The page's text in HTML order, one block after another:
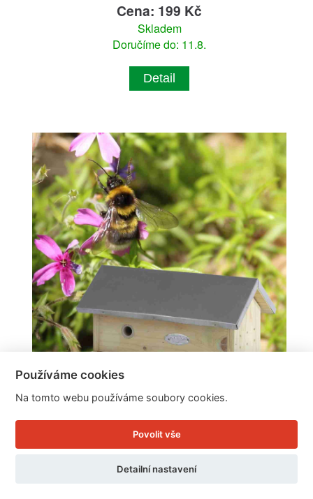
Cena: 199 Kč
Skladem
Doručíme do: 11.8.
Detail
Domek pro čmeláky 29,2x17,3x15,4cm
Cena: 873 Kč
Používáme cookies
Na tomto webu používáme soubory cookies.
Povolit vše
Detailní nastavení